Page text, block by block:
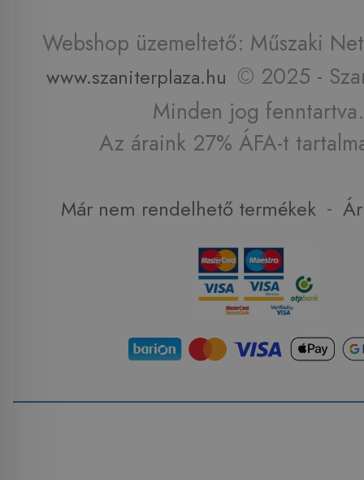
Webshop üzemeltető: Műszaki
www.szaniterplaza.hu © 2025 -
Minden jog fenntartva.
Az áraink 27% ÁFA-t
Már nem rendelhető termékek -